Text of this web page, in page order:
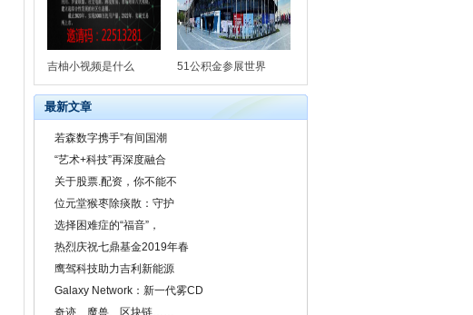
吉柚小视频是什么 51公积金参展世界
最新文章
若森数字携手”有间国潮
“艺术+科技”再深度融合
关于股票.配资，你不能不
位元堂猴枣除痰散：守护
选择困难症的“福音”，
热烈庆祝七鼎基金2019年春
鹰驾科技助力吉利新能源
Galaxy Network：新一代雾CD
奇迹、魔兽、区块链……